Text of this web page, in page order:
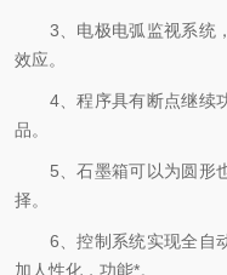
3、电极电弧监视系统，
效应。
4、程序具有断点继续功
品。
5、石墨箱可以为圆形也
择。
6、控制系统实现全自动
加人性化，功能*。